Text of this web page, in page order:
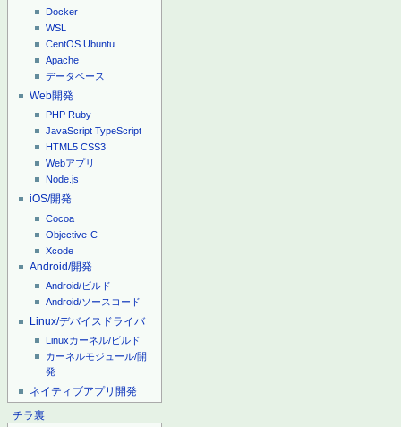
Docker
WSL
CentOS Ubuntu
Apache
データベース
Web開発
PHP Ruby
JavaScript TypeScript
HTML5 CSS3
Webアプリ
Node.js
iOS/開発
Cocoa
Objective-C
Xcode
Android/開発
Android/ビルド
Android/ソースコード
Linux/デバイスドライバ
Linuxカーネル/ビルド
カーネルモジュール/開
発
ネイティブアプリ開発
チラ裏